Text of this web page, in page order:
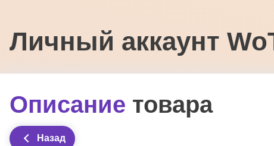
Личный аккаунт
Описание товара
Назад